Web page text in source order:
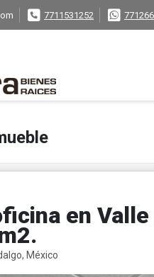
7711531252
en
México